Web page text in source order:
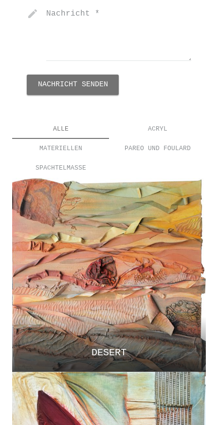
Nachricht *
NACHRICHT SENDEN
ALLE ACRYL
MATERIELLEN PAREO UND FOULARD
SPACHTELMASSE
DESERT